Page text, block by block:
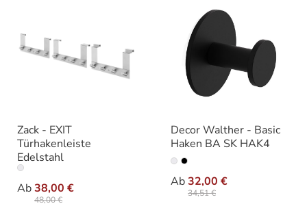
Zack - EXIT
Türhakenleiste
Edelstahl
Ab38,00 €
48,00 €
Ausführung
Decor Walther - Basic
Haken BA SK HAK4
Ab32,00 €
34,51 €
Varianten